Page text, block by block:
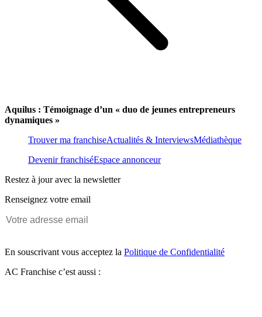
Aquilus : Témoignage d’un « duo de jeunes entrepreneurs
dynamiques »
Trouver ma franchiseActualités & InterviewsMédiathèque
Devenir franchiséEspace annonceur
Restez à jour avec la newsletter
Renseignez votre email
En souscrivant vous acceptez la Politique de Confidentialité
AC Franchise c’est aussi :